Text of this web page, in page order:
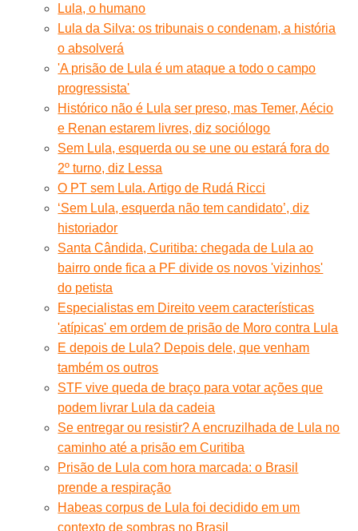
Lula, o humano
Lula da Silva: os tribunais o condenam, a história
o absolverá
'A prisão de Lula é um ataque a todo o campo
progressista'
Histórico não é Lula ser preso, mas Temer, Aécio
e Renan estarem livres, diz sociólogo
Sem Lula, esquerda ou se une ou estará fora do
2º turno, diz Lessa
O PT sem Lula. Artigo de Rudá Ricci
‘Sem Lula, esquerda não tem candidato’, diz
historiador
Santa Cândida, Curitiba: chegada de Lula ao
bairro onde fica a PF divide os novos 'vizinhos'
do petista
Especialistas em Direito veem características
'atípicas' em ordem de prisão de Moro contra Lula
E depois de Lula? Depois dele, que venham
também os outros
STF vive queda de braço para votar ações que
podem livrar Lula da cadeia
Se entregar ou resistir? A encruzilhada de Lula no
caminho até a prisão em Curitiba
Prisão de Lula com hora marcada: o Brasil
prende a respiração
Habeas corpus de Lula foi decidido em um
contexto de sombras no Brasil